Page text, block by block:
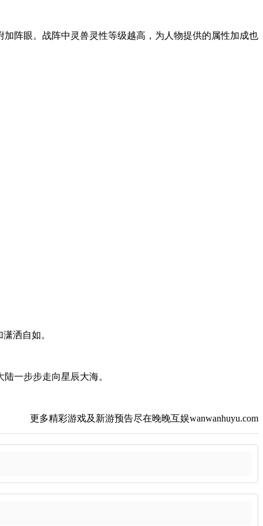
阵眼。战阵中灵兽灵性等级越高，为人物提供的属性加成也
洒自如。
一步步走向星辰大海。
更多精彩游戏及新游预告尽在晚晚互娱wanwanhuyu.com